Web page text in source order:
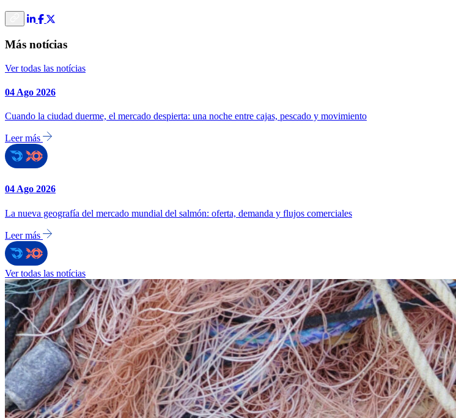
Más notícias
Ver todas las notícias
04 Ago 2026
Cuando la ciudad duerme, el mercado despierta: una noche entre cajas, pescado y movimiento
Leer más
04 Ago 2026
La nueva geografía del mercado mundial del salmón: oferta, demanda y flujos comerciales
Leer más
Ver todas las notícias